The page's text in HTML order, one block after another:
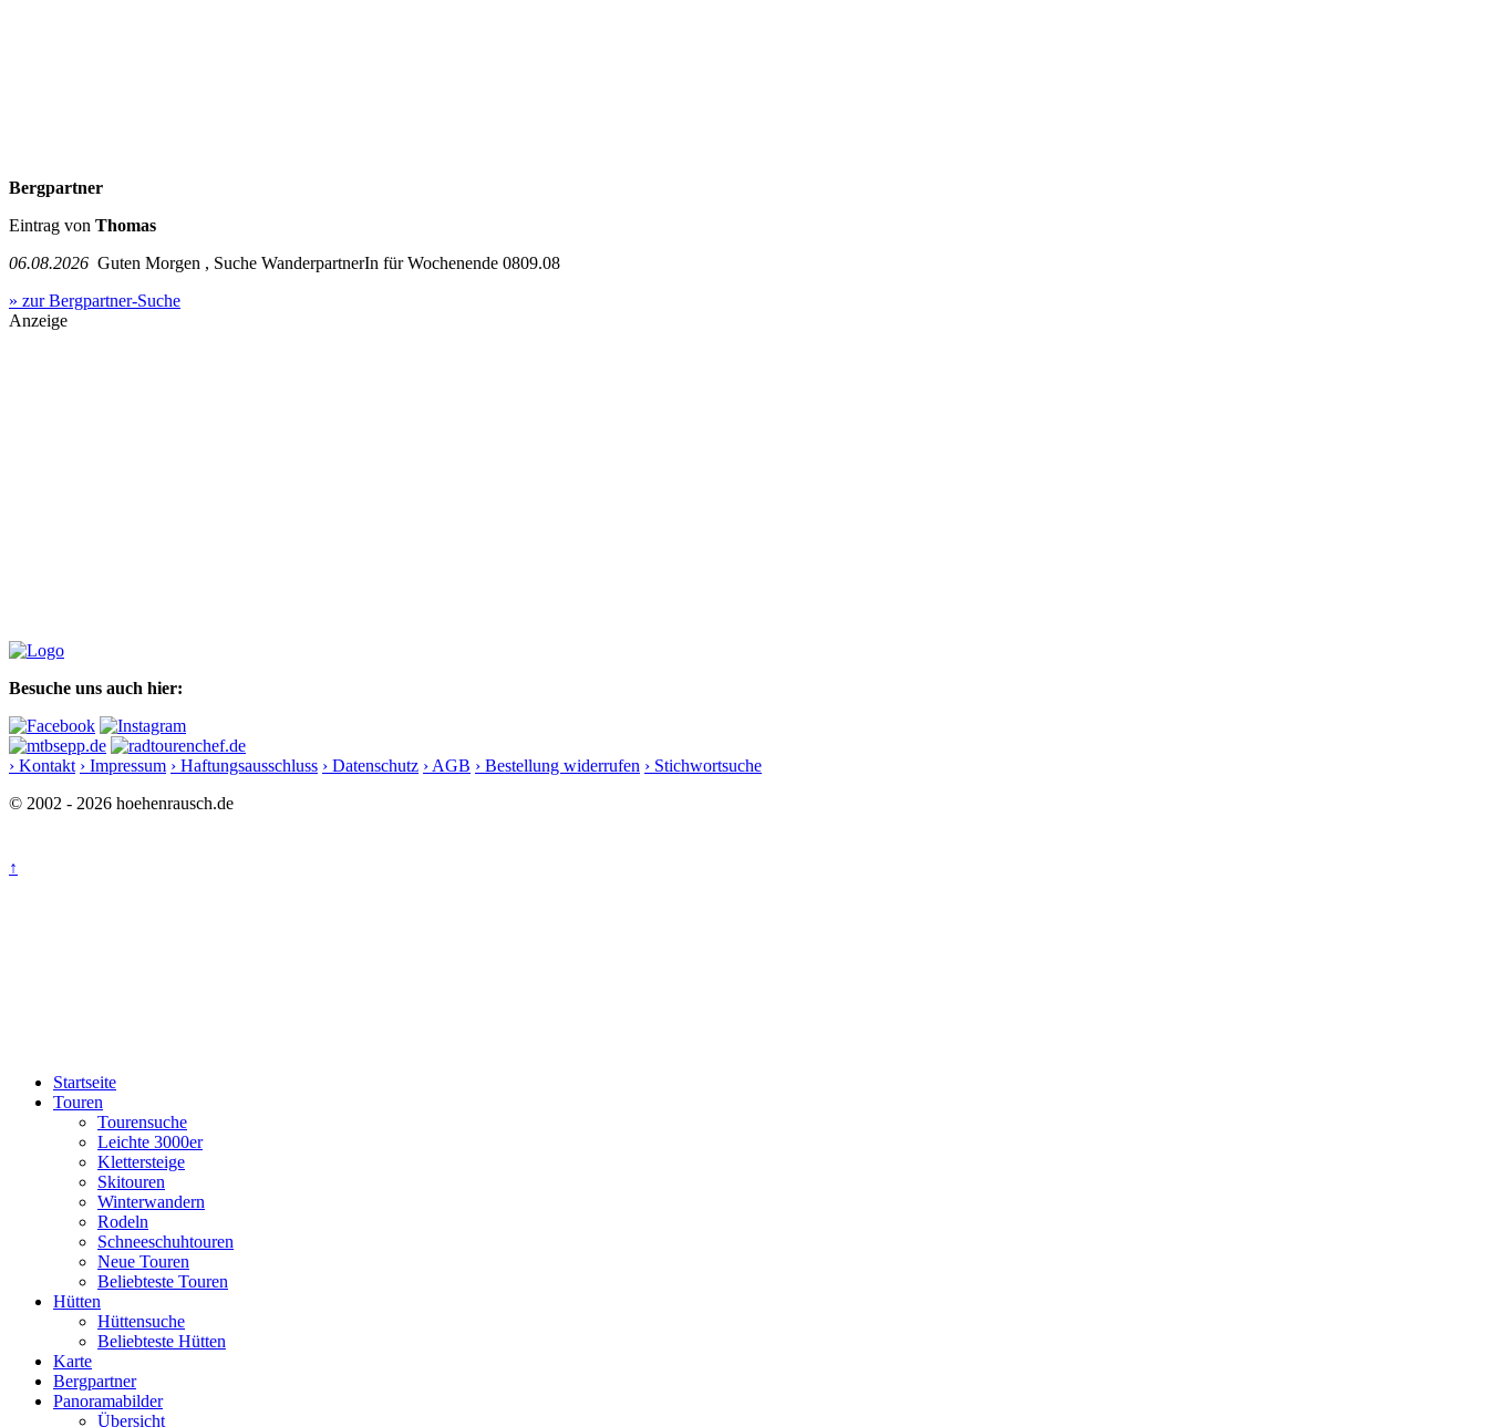
Bergpartner
Eintrag von Thomas
06.08.2026 Guten Morgen , Suche WanderpartnerIn für Wochenende 0809.08
» zur Bergpartner-Suche
Anzeige
Besuche uns auch hier:
› Kontakt › Impressum › Haftungsausschluss › Datenschutz › AGB › Bestellung widerrufen › Stichwortsuche
© 2002 - 2026 hoehenrausch.de
↑
Startseite
Touren
Tourensuche
Leichte 3000er
Klettersteige
Skitouren
Winterwandern
Rodeln
Schneeschuhtouren
Neue Touren
Beliebteste Touren
Hütten
Hüttensuche
Beliebteste Hütten
Karte
Bergpartner
Panoramabilder
Übersicht